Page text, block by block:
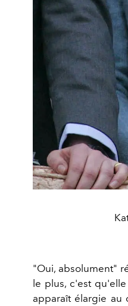
"Oui, absolument"
le plus, c'est
apparaît élargie au